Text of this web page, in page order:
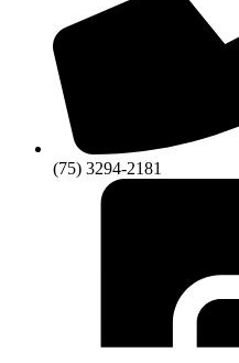
(75) 3294-2181